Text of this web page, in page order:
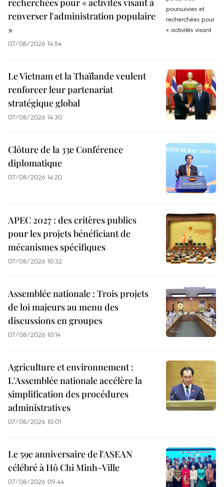
recherchées pour « activités visant à
renverser l'administration populaire
»
07/08/2026 14:54
Le Vietnam et la Thaïlande veulent
renforcer leur partenariat
stratégique global
07/08/2026 14:30
Clôture de la 33e Conférence
diplomatique
07/08/2026 14:20
APEC 2027 : des critères publics
pour les projets bénéficiant de
mécanismes spécifiques
07/08/2026 10:32
Assemblée nationale : Trois projets
de loi majeurs au menu des
discussions en groupes
07/08/2026 10:14
Agriculture et environnement :
L'Assemblée nationale accélère la
simplification des procédures
administratives
07/08/2026 10:01
Le 59e anniversaire de l'ASEAN
célébré à Hô Chi Minh-Ville
07/08/2026 09:44